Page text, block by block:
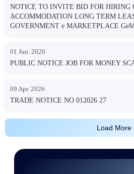
NOTICE TO INVITE BID FOR HIRING
ACCOMMODATION LONG TERM
GOVERNMENT e MARKETPLACE
01 Jun. 2026
PUBLIC NOTICE JOB FOR MONEY
09 Apr. 2026
TRADE NOTICE NO 012026 27
Load More